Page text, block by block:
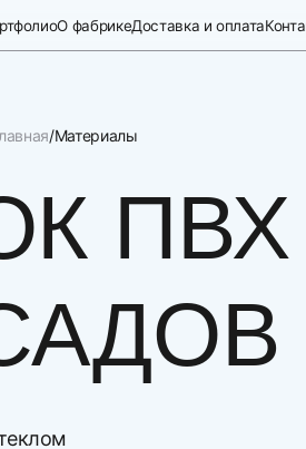
О фабрикеДоставка и оплата
Материалы